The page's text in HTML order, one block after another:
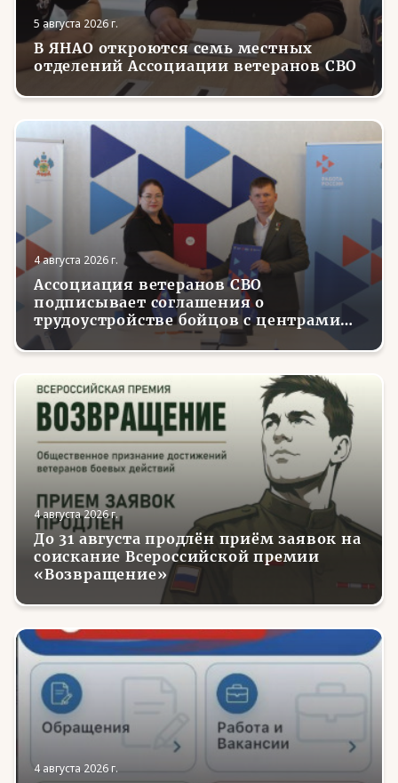
5 августа 2026 г.
В ЯНАО откроются семь местных
отделений Ассоциации ветеранов СВО
4 августа 2026 г.
Ассоциация ветеранов СВО
подписывает соглашения о
трудоустройстве бойцов с центрами
занятости в регионах России
4 августа 2026 г.
До 31 августа продлён приём заявок на
соискание Всероссийской премии
«Возвращение»
4 августа 2026 г.